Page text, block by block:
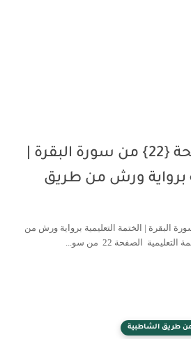
تعليم قراءة صفحة {22} من سورة البقرة |
برواية ورش من طريق
{22} من سورة البقرة | الختمة التعليمية برواية ورش من
الصفحة 22 من سو...
طريق الشاطبية